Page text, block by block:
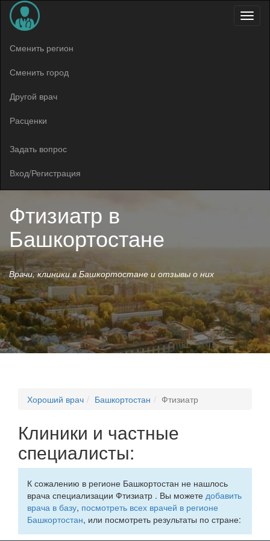
Меню
Сменить регион
Сменить город
Другой врач
Расценки
Задать вопрос
Вход/Регистрация
Фтизиатр в
Башкортостане
Врачи, клиники в Башкортостане и отзывы о них
Хороший врач Башкортостан Фтизиатр
Клиники и частные
специалисты:
К сожалению в регионе Башкортостан не нашлось
врача специализации Фтизиатр . Вы можете добавить
врача в базу, посмотреть всех врачей в регионе
Башкортостан, или посмотреть результаты по стране: